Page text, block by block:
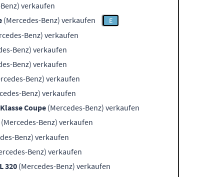
verkaufen
(Mercedes-Benz) verkaufen E
Benz) verkaufen
Benz) verkaufen
Benz) verkaufen
Benz) verkaufen
Benz) verkaufen
Coupe (Mercedes-Benz) verkaufen
(Mercedes-Benz) verkaufen
Benz) verkaufen
Benz) verkaufen
320(Mercedes-Benz) verkaufen